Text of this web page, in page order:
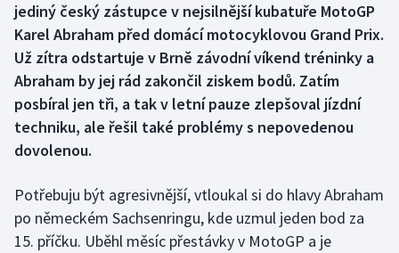
Curling
Florbal
Futsal
Golf
Gymnastika
jediný český zástupce v nejsilnější kubatuře MotoGP
Karel Abraham před domácí motocyklovou Grand Prix.
Už zítra odstartuje v Brně závodní víkend tréninky a
Abraham by jej rád zakončil ziskem bodů. Zatím
posbíral jen tři, a tak v letní pauze zlepšoval jízdní
techniku, ale řešil také problémy s nepovedenou
dovolenou.
Potřebuju být agresivnější, vtloukal si do hlavy Abraham
po německém Sachsenringu, kde uzmul jeden bod za
15. příčku. Uběhl měsíc přestávky v MotoGP a je